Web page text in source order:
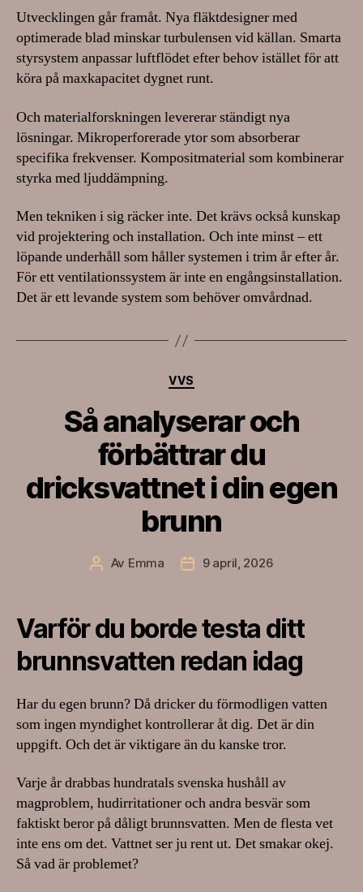
Utvecklingen går framåt. Nya fläktdesigner med
optimerade blad minskar turbulensen vid källan. Smarta
styrsystem anpassar luftflödet efter behov istället för att
köra på maxkapacitet dygnet runt.
Och materialforskningen levererar ständigt nya
lösningar. Mikroperforerade ytor som absorberar
specifika frekvenser. Kompositmaterial som kombinerar
styrka med ljuddämpning.
Men tekniken i sig räcker inte. Det krävs också kunskap
vid projektering och installation. Och inte minst – ett
löpande underhåll som håller systemen i trim år efter år.
För ett ventilationssystem är inte en engångsinstallation.
Det är ett levande system som behöver omvårdnad.
Kategorier
VVS
Så analyserar och
förbättrar du
dricksvattnet i din egen
brunn
Inläggsförfattare
Av Emma Inläggsdatum
9 april, 2026
Varför du borde testa ditt
brunnsvatten redan idag
Har du egen brunn? Då dricker du förmodligen vatten
som ingen myndighet kontrollerar åt dig. Det är din
uppgift. Och det är viktigare än du kanske tror.
Varje år drabbas hundratals svenska hushåll av
magproblem, hudirritationer och andra besvär som
faktiskt beror på dåligt brunnsvatten. Men de flesta vet
inte ens om det. Vattnet ser ju rent ut. Det smakar okej.
Så vad är problemet?